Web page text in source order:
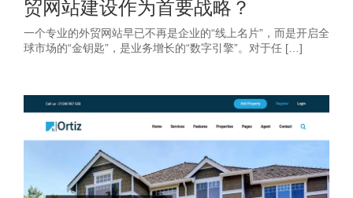
贸网站建设作为首要战略？
一个专业的外贸网站早已不再是企业的“线上名片”，而是开启全
球市场的“金钥匙”，是业务增长的“数字引擎”。对于任 […]